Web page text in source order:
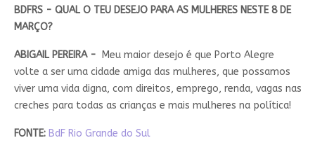
BDFRS - QUAL O TEU DESEJO PARA AS MULHERES NESTE 8 DE
MARÇO?
ABIGAIL PEREIRA - Meu maior desejo é que Porto Alegre
volte a ser uma cidade amiga das mulheres, que possamos
viver uma vida digna, com direitos, emprego, renda, vagas nas
creches para todas as crianças e mais mulheres na política!
FONTE: BdF Rio Grande do Sul